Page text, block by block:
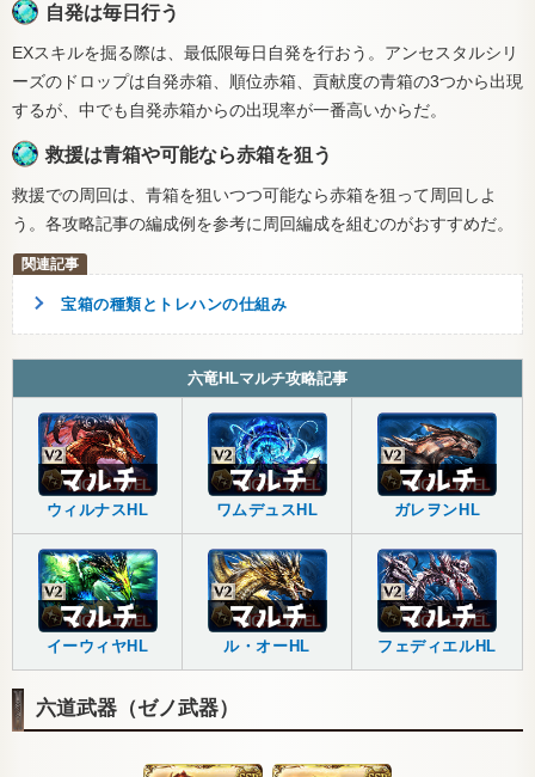
自発は毎日行う
EXスキルを掘る際は、最低限毎日自発を行おう。アンセスタルシリ
ーズのドロップは自発赤箱、順位赤箱、貢献度の青箱の3つから出現
するが、中でも自発赤箱からの出現率が一番高いからだ。
救援は青箱や可能なら赤箱を狙う
救援での周回は、青箱を狙いつつ可能なら赤箱を狙って周回しよ
う。各攻略記事の編成例を参考に周回編成を組むのがおすすめだ。
宝箱の種類とトレハンの仕組み
六竜HLマルチ攻略記事
ウィルナスHL ワムデュスHL ガレヲンHL
イーウィヤHL ル・オーHL フェディエルHL
六道武器（ゼノ武器）